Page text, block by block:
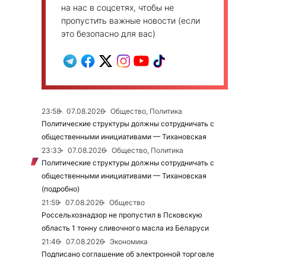
на нас в соцсетях, чтобы не
пропустить важные новости (если
это безопасно для вас)
23:58 07.08.2026
Общество, Политика
Политические структуры должны сотрудничать с
общественными инициативами — Тихановская
23:33
07.08.2026
Общество, Политика
Политические структуры должны сотрудничать с
общественными инициативами — Тихановская
(подробно)
21:59
07.08.2026
Общество
Россельхознадзор не пропустил в Псковскую
область 1 тонну сливочного масла из Беларуси
21:46
07.08.2026
Экономика
Подписано соглашение об электронной торговле